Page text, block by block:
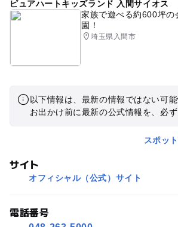
ピュアハートキッズランド 入間サイオス
家族で遊べる約600坪の
園！
埼玉県入間市
以下情報は、最新の情報ではない可能
お出かけ前に最新の公式情報を、必ず
スポッ
サイト
オフィシャル（公式）サイト
電話番号